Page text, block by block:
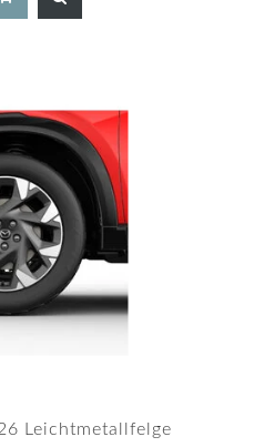
Leichtmetallfelge